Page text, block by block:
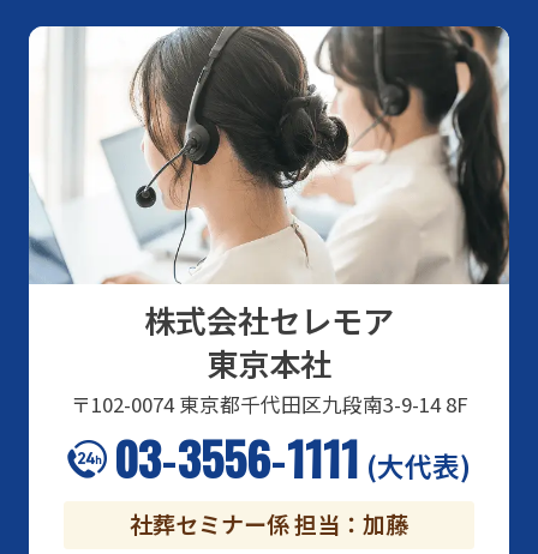
株式会社セレモア
東京本社
〒102-0074東京都千代田区九段南3-9-14 8F
03-3556-1111 (大代表)
社葬セミナー係 担当：加藤